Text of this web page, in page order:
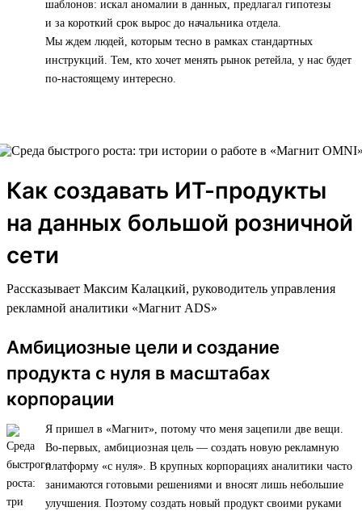
шаблонов: искал аномалии в данных, предлагал гипотезы
и за короткий срок вырос до начальника отдела.
Мы ждем людей, которым тесно в рамках стандартных
инструкций. Тем, кто хочет менять рынок ретейла, у нас будет
по-настоящему интересно.
Как создавать ИТ-продукты
на данных большой розничной
сети
Рассказывает Максим Калацкий, руководитель управления
рекламной аналитики «Магнит ADS»
Амбициозные цели и создание
продукта с нуля в масштабах
корпорации
Я пришел в «Магнит», потому что меня зацепили две вещи.
Во-первых, амбициозная цель — создать новую рекламную
платформу «с нуля». В крупных корпорациях аналитики часто
занимаются готовыми решениями и вносят лишь небольшие
улучшения. Поэтому создать новый продукт своими руками